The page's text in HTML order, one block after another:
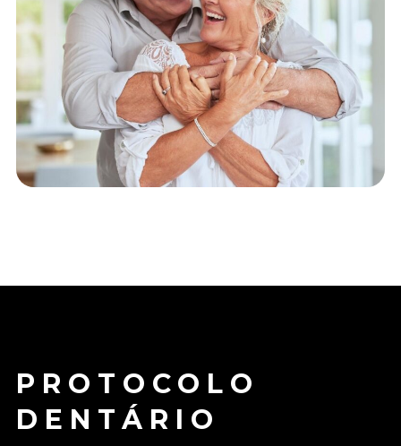
PROTOCOLO
DENTÁRIO